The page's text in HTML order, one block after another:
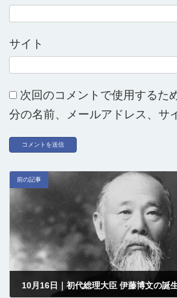
サイト
次回のコメントで使用するた
分の名前、メールアドレス、サ
前の記事
10月16日｜初代総理大臣 伊藤博文の誕